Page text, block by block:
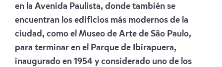
en la Avenida Paulista, donde también se
encuentran los edificios más modernos de la
ciudad, como el Museo de Arte de São Paulo,
para terminar en el Parque de Ibirapuera,
inaugurado en 1954 y considerado uno de los